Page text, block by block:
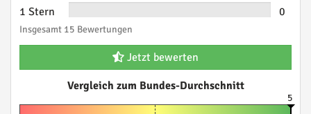
1 Stern
0
Insgesamt 15 Bewertungen
Jetzt bewerten
Vergleich zum Bundes-Durchschnitt
5